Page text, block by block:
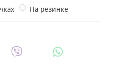
На резинке